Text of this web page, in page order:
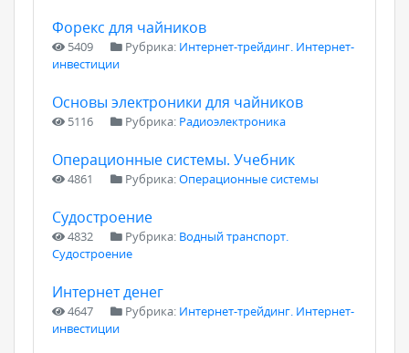
Форекс для чайников
5409 Рубрика: Интернет-трейдинг. Интернет-
инвестиции
Основы электроники для чайников
5116 Рубрика: Радиоэлектроника
Операционные системы. Учебник
4861 Рубрика:Операционные системы
Судостроение
4832 Рубрика: Водный транспорт.
Судостроение
Интернет денег
4647 Рубрика: Интернет-трейдинг. Интернет-
инвестиции